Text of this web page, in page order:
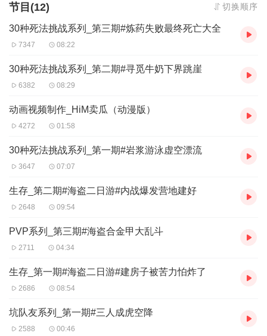
节目(12) 切换顺序
30种死法挑战系列_第三期#炼药失败最终死亡大全
7347 08:22
30种死法挑战系列_第二期#寻觅牛奶下界跳崖
6382 08:29
动画视频制作_HiM卖瓜（动漫版）
4272 01:58
30种死法挑战系列_第一期#岩浆游泳虚空漂流
3647 07:07
生存_第二期#海盗二日游#内战爆发营地建好
2648 09:54
PVP系列_第三期#海盗合金甲大乱斗
2711 04:34
生存_第一期#海盗二日游#建房子被苦力怕炸了
2686 08:54
坑队友系列_第一期#三人成虎空降
2588 00:46